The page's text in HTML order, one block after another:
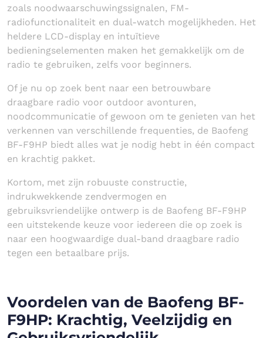
zoals noodwaarschuwingssignalen, FM-
radiofunctionaliteit en dual-watch mogelijkheden. Het
heldere LCD-display en intuïtieve
bedieningselementen maken het gemakkelijk om de
radio te gebruiken, zelfs voor beginners.
Of je nu op zoek bent naar een betrouwbare
draagbare radio voor outdoor avonturen,
noodcommunicatie of gewoon om te genieten van het
verkennen van verschillende frequenties, de Baofeng
BF-F9HP biedt alles wat je nodig hebt in één compact
en krachtig pakket.
Kortom, met zijn robuuste constructie,
indrukwekkende zendvermogen en
gebruiksvriendelijke ontwerp is de Baofeng BF-F9HP
een uitstekende keuze voor iedereen die op zoek is
naar een hoogwaardige dual-band draagbare radio
tegen een betaalbare prijs.
Voordelen van de Baofeng BF-
F9HP: Krachtig, Veelzijdig en